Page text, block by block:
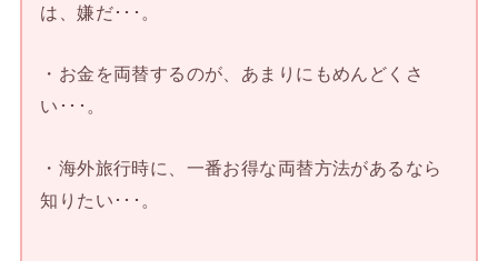
は、嫌だ･･･。
・お金を両替するのが、あまりにもめんどくさ
い･･･。
・海外旅行時に、一番お得な両替方法があるなら
知りたい･･･。